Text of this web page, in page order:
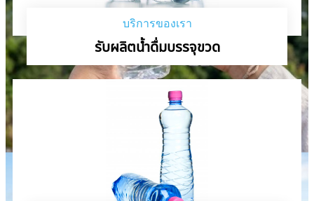
บริการของเรา
รับผลิตน้ำดื่มบรรจุขวด